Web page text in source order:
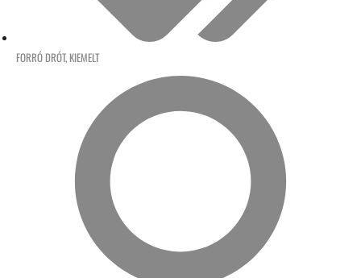
FORRÓ DRÓT, KIEMELT